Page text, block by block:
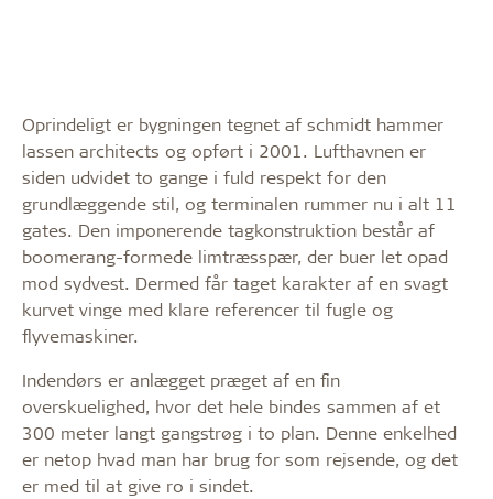
Oprindeligt er bygningen tegnet af schmidt hammer
lassen architects og opført i 2001. Lufthavnen er
siden udvidet to gange i fuld respekt for den
grundlæggende stil, og terminalen rummer nu i alt 11
gates. Den imponerende tagkonstruktion består af
boomerang-formede limtræsspær, der buer let opad
mod sydvest. Dermed får taget karakter af en svagt
kurvet vinge med klare referencer til fugle og
flyvemaskiner.
Indendørs er anlægget præget af en fin
overskuelighed, hvor det hele bindes sammen af et
300 meter langt gangstrøg i to plan. Denne enkelhed
er netop hvad man har brug for som rejsende, og det
er med til at give ro i sindet.